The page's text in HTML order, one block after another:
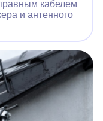
кабелем
и антенного